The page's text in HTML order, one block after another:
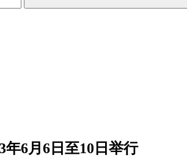
年6月6日至10日举行